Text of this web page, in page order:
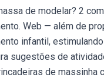
de modelar? 2
Web — além de
infantil,
sugestões de
de massinha